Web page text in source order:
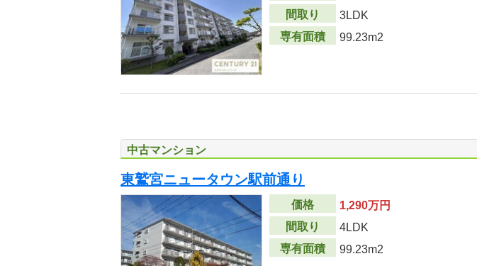
間取り
3LDK
専有面積
99.23m2
中古マンション
東鷲宮ニュータウン駅前通り
価格
1,290万円
間取り
4LDK
専有面積
99.23m2